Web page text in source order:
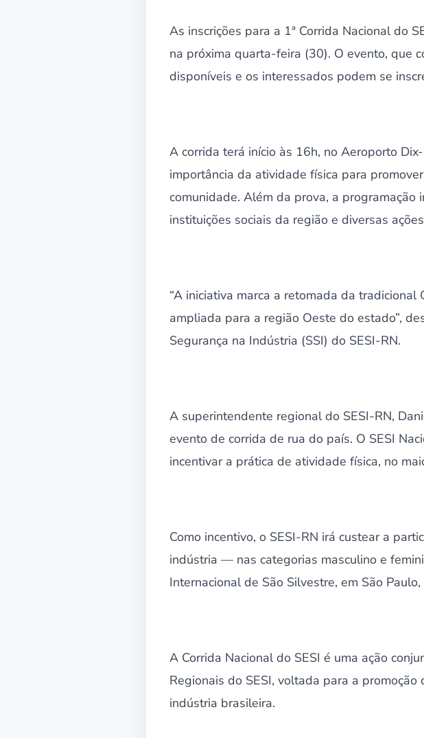
As inscrições para a 1ª Corrida Nacional do
na próxima quarta-feira (30). O evento, que
disponíveis e os interessados podem se
A corrida terá início às 16h, no Aeroporto
importância da atividade física para
comunidade. Além da prova, a programação
instituições sociais da região e diversas
“A iniciativa marca a retomada da
ampliada para a região Oeste do estado”,
Segurança na Indústria (SSI) do SESI-RN.
A superintendente regional do SESI-RN,
evento de corrida de rua do país. O SESI
incentivar a prática de atividade física, no
Como incentivo, o SESI-RN irá custear a
indústria — nas categorias masculino e
Internacional de São Silvestre, em São
A Corrida Nacional do SESI é uma ação
Regionais do SESI, voltada para a
indústria brasileira.